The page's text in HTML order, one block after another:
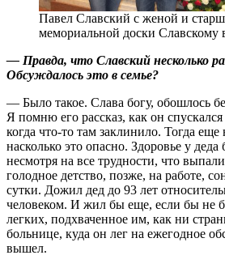
Павел Славский с женой и
мемориальной доски Славскому
— Правда, что Славский несколько
Обсуждалось это в семье?
— Было такое. Слава богу, обошлось
Я помню его рассказ, как он
когда что-то там заклинило. Тогда
насколько это опасно. Здоровье у
несмотря на все трудности, что
голодное детство, позже, на работе,
сутки. Дожил дед до 93 лет
человеком. И жил бы еще, если бы не
легких, подхваченное им, как ни
больнице, куда он лег на ежегодное
вышел.